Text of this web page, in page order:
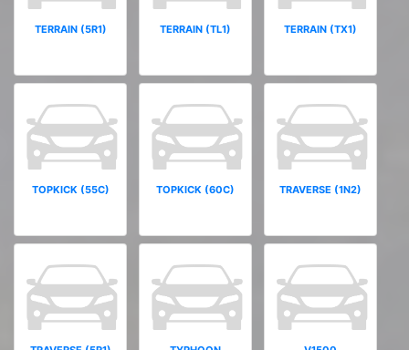
TERRAIN (5R1) TERRAIN (TL1) TERRAIN (TX1)
TOPKICK (55C) TOPKICK (60C) TRAVERSE (1N2)